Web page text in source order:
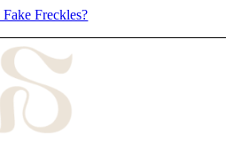
Freckles?